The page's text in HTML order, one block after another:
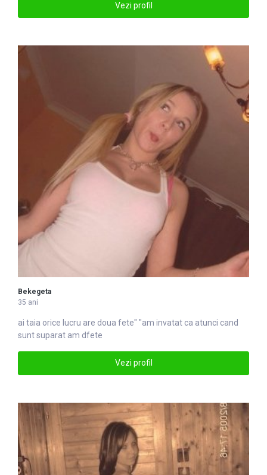
Vezi profil
Bekegeta
35 ani
ai taia orice lucru are doua fete" "am invatat ca atunci cand
sunt suparat am dfete
Vezi profil